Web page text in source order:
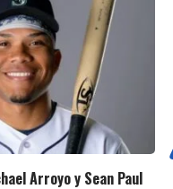
Arroyo y Sean Paul